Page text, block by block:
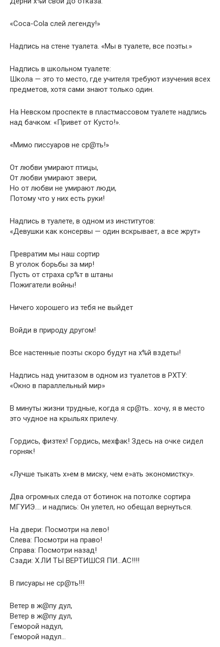
«Coca-Cola слей легенду!»
Надпись на стене туалета. «Мы в туалете, все поэты.»
Надпись в школьном туалете:
Школа — это то место, где учителя требуют изучения всех
предметов, хотя сами знают только один.
На Невском проспекте в пластмассовом туалете надпись
над бачком: «Привет от Кусто!».
«Мимо писсуаров не ср@ть!»
От любви умирают птицы,
От любви умирают звери,
Но от любви не умирают люди,
Потому что у них есть руки!
Надпись в туалете, в одном из институтов:
«Девушки как консервы — один вскрывает, а все жрут»
Превратим мы наш сортир
В уголок борьбы за мир!
Пусть от страха ср%т в штаны
Пожигатели войны!
Ничего хорошего из тебя не выйдет
Войди в природу другом!
Все настенные поэты скоро будут на х%й вздеты!
Надпись над унитазом в одном из туалетов в РХТУ:
«Окно в параллельный мир»
В минуты жизни трудные, когда я ср@ть.. хочу, я в место
это чудное на крыльях прилечу.
Гордись, физтех! Гордись, мехфак! Здесь на очке сидел
горняк!
«Лучше тыкать х»ем в миску, чем е»ать экономистку».
Два огромных следа от ботинок на потолке сортира
МГУИЭ…. и надпись: Он улетел, но обещал вернуться.
На двери: Посмотри на лево!
Слева: Посмотри на право!
Справа: Посмотри назад!
Сзади: Х.ЛИ ТЫ ВЕРТИШСЯ ПИ…АС!!!!
В писуары не ср@ть!!!
Ветер в ж@пу дул,
Ветер в ж@пу дул,
Геморой надул,
Геморой надул…